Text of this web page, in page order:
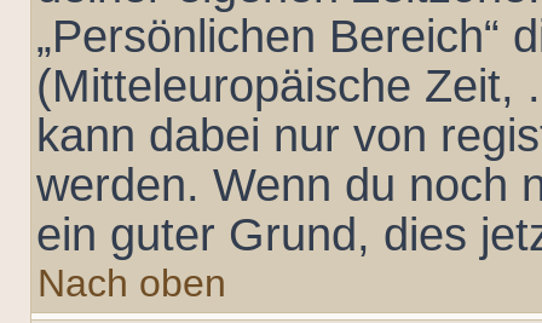
„Persönlichen Bereich“
(Mitteleuropäische Zeit,
kann dabei nur von
werden. Wenn du noch
ein guter Grund, dies
Nach oben